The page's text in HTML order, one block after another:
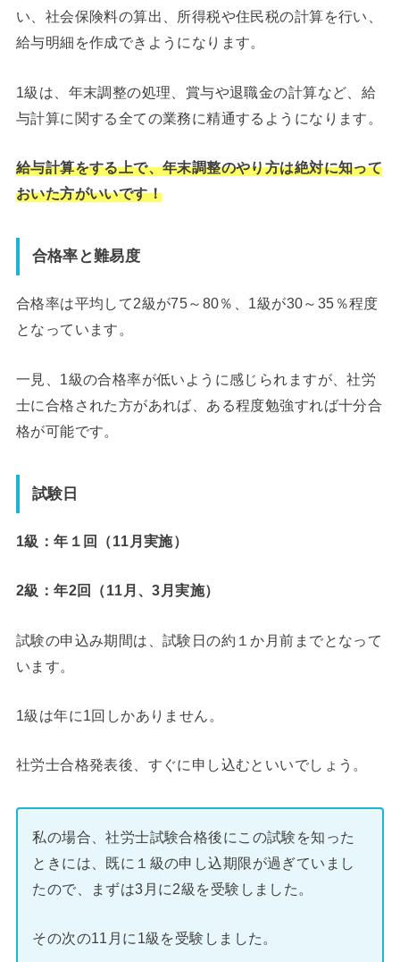
い、社会保険料の算出、所得税や住民税の計算を行い、
給与明細を作成できようになります。
1級は、年末調整の処理、賞与や退職金の計算など、給
与計算に関する全ての業務に精通するようになります。
給与計算をする上で、年末調整のやり方は絶対に知って
おいた方がいいです！
合格率と難易度
合格率は平均して2級が75～80％、1級が30～35％程度
となっています。
一見、1級の合格率が低いように感じられますが、社労
士に合格された方があれば、ある程度勉強すれば十分合
格が可能です。
試験日
1級：年１回（11月実施）
2級：年2回（11月、3月実施）
試験の申込み期間は、試験日の約１か月前までとなって
います。
1級は年に1回しかありません。
社労士合格発表後、すぐに申し込むといいでしょう。
私の場合、社労士試験合格後にこの試験を知った
ときには、既に１級の申し込期限が過ぎていまし
たので、まずは3月に2級を受験しました。
その次の11月に1級を受験しました。